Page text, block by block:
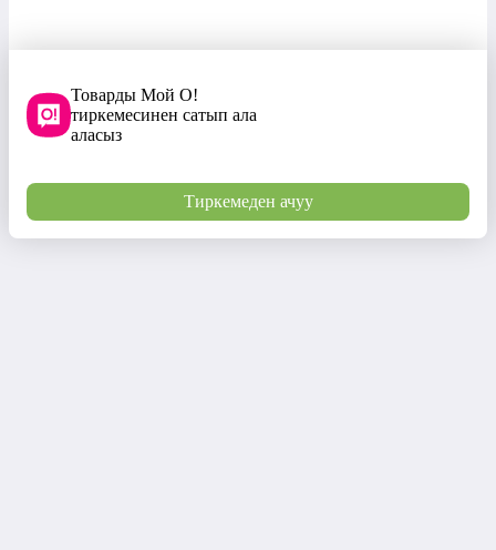
Товарды Мой О!
тиркемесинен сатып ала
аласыз
Тиркемеден ачуу